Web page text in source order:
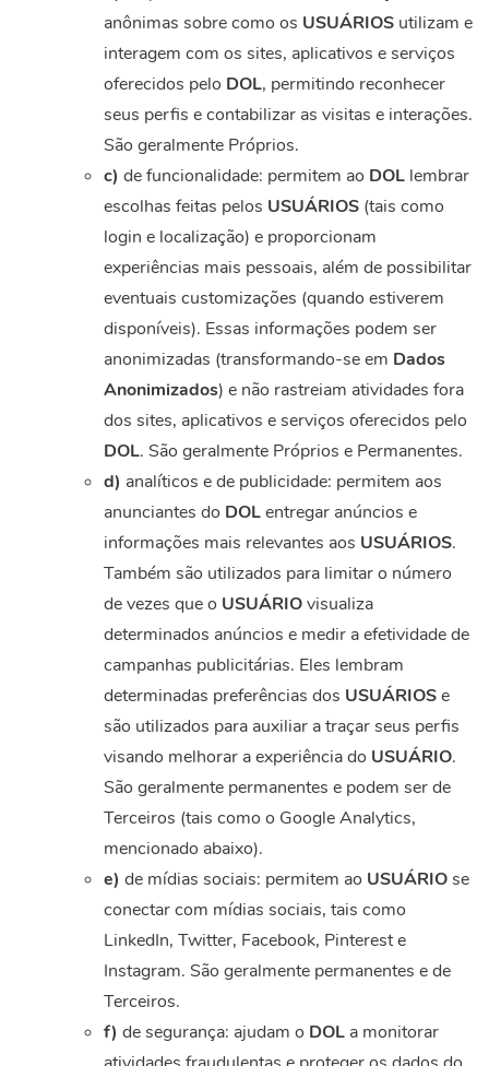
anônimas sobre como os USUÁRIOS utilizam e
interagem com os sites, aplicativos e serviços
oferecidos pelo DOL, permitindo reconhecer
seus perfis e contabilizar as visitas e interações.
São geralmente Próprios.
c) de funcionalidade: permitem ao DOL lembrar
escolhas feitas pelos USUÁRIOS (tais como
login e localização) e proporcionam
experiências mais pessoais, além de possibilitar
eventuais customizações (quando estiverem
disponíveis). Essas informações podem ser
anonimizadas (transformando-se em Dados
Anonimizados) e não rastreiam atividades fora
dos sites, aplicativos e serviços oferecidos pelo
DOL. São geralmente Próprios e Permanentes.
d) analíticos e de publicidade: permitem aos
anunciantes do DOLentregar anúncios e
informações mais relevantes aos USUÁRIOS.
Também são utilizados para limitar o número
de vezes que o USUÁRIOvisualiza
determinados anúncios e medir a efetividade de
campanhas publicitárias. Eles lembram
determinadas preferências dos USUÁRIOSe
são utilizados para auxiliar a traçar seus perfis
visando melhorar a experiência do USUÁRIO.
São geralmente permanentes e podem ser de
Terceiros (tais como o Google Analytics,
mencionado abaixo).
e) de mídias sociais: permitem ao USUÁRIOse
conectar com mídias sociais, tais como
LinkedIn, Twitter, Facebook, Pinterest e
Instagram. São geralmente permanentes e de
Terceiros.
f) de segurança: ajudam o DOL a monitorar